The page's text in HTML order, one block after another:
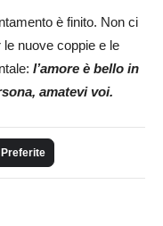
è finito. Non ci
le nuove coppie e le
l’amore è bello in
amatevi voi.
Preferite